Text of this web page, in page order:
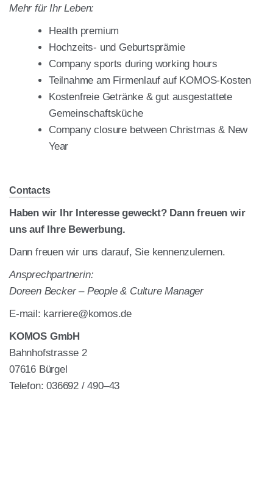
Mehr für Ihr Leben:
Health pre­mi­um
Hoch­zeits- und Geburts­prä­mie
Com­pa­ny sports during working hours
Teil­nah­me am Fir­men­lauf auf KOMOS-Kos­ten
Kos­ten­freie Geträn­ke & gut aus­ge­stat­te­te
Gemein­schafts­kü­che
Com­pa­ny clo­sure bet­ween Christ­mas & New
Year
Cont­acts
Haben wir Ihr Inter­es­se geweckt? Dann freu­en wir
uns auf Ihre Bewer­bung.
Dann freu­en wir uns dar­auf, Sie ken­nen­zu­ler­nen.
Ansprech­part­ne­rin:
Doreen Becker – Peo­p­le & Cul­tu­re Mana­ger
E‑mail: karriere@komos.de
KOMOS GmbH
Bahn­hofstras­se 2
07616 Bür­gel
Tele­fon: 036692 / 490–43